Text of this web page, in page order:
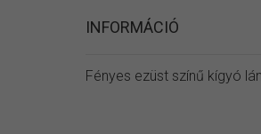
INFORMÁCIÓ
Fényes ezüst színű kígyó